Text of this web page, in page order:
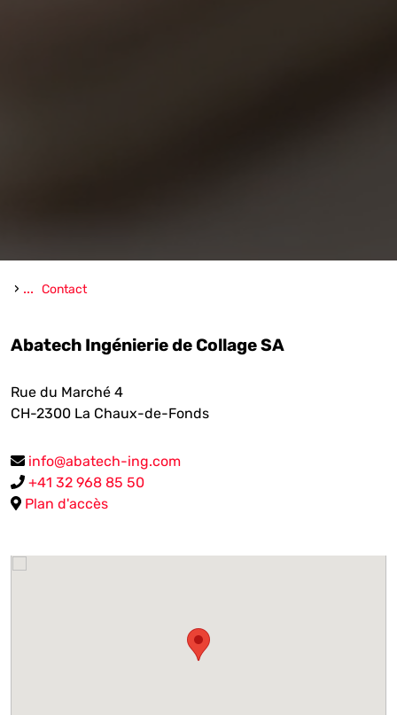
› ... Contact
Abatech Ingénierie de Collage SA
Rue du Marché 4
CH-2300 La Chaux-de-Fonds
info@abatech-ing.com
+41 32 968 85 50
Plan d'accès